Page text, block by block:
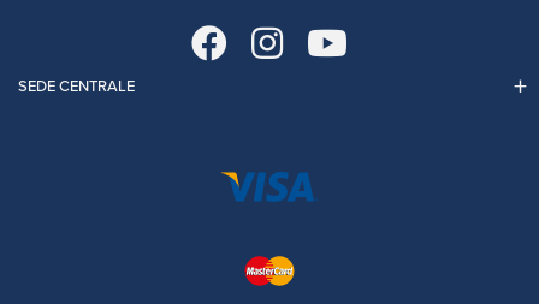
SEDE CENTRALE